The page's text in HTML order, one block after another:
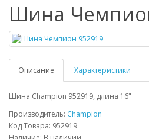
Шина
Описание Характеристики
Шина Champion 952919, длина 16"
Производитель: Champion
Код Товара: 952919